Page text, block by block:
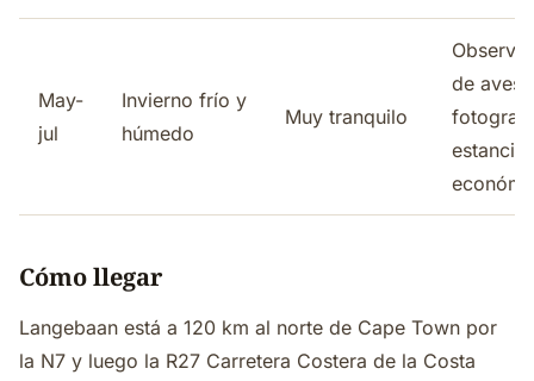
May-
jul
Invierno frío y
húmedo
Muy tranquilo
de aves,
estancias
Cómo llegar
Langebaan está a 120 km al norte de Cape Town por
la N7 y luego la R27 Carretera Costera de la Costa